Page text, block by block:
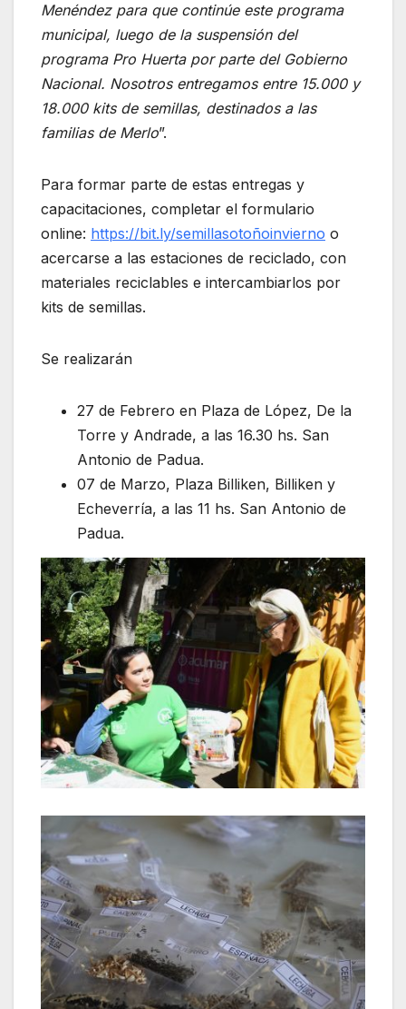
Menéndez para que continúe este programa
municipal, luego de la suspensión del
programa Pro Huerta por parte del Gobierno
Nacional. Nosotros entregamos entre 15.000 y
18.000 kits de semillas, destinados a las
familias de Merlo”.
Para formar parte de estas entregas y
capacitaciones, completar el formulario
online: https://bit.ly/semillasotoñoinvierno o
acercarse a las estaciones de reciclado, con
materiales reciclables e intercambiarlos por
kits de semillas.
Se realizarán
27 de Febrero en Plaza de López, De la
Torre y Andrade, a las 16.30 hs. San
Antonio de Padua.
07 de Marzo, Plaza Billiken, Billiken y
Echeverría, a las 11 hs. San Antonio de
Padua.